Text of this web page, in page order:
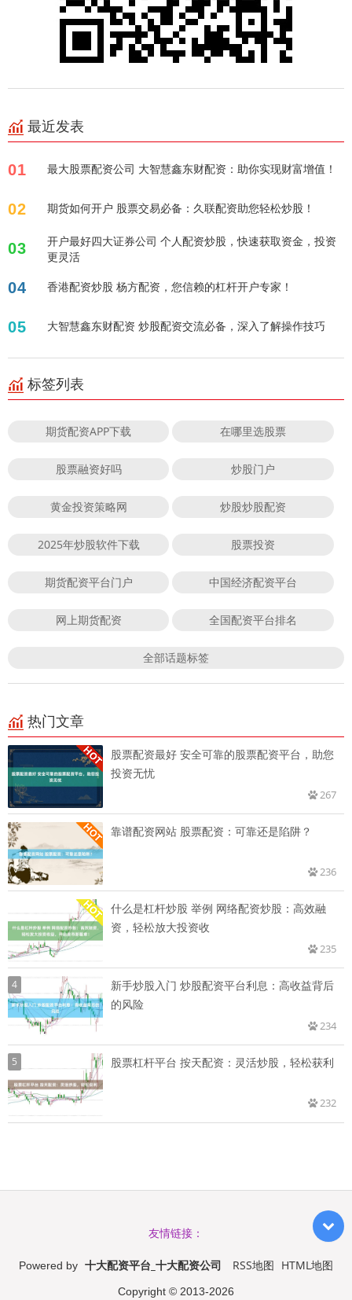
最近发表
01 最大股票配资公司 大智慧鑫东财配资：助你实现财富增值！
02 期货如何开户 股票交易必备：久联配资助您轻松炒股！
03
开户最好四大证券公司 个人配资炒股，快速获取资金，投资
更灵活
04 香港配资炒股 杨方配资，您信赖的杠杆开户专家！
05 大智慧鑫东财配资 炒股配资交流必备，深入了解操作技巧
标签列表
期货配资APP下载 在哪里选股票
股票融资好吗 炒股门户
黄金投资策略网 炒股炒股配资
2025年炒股软件下载 股票投资
期货配资平台门户 中国经济配资平台
网上期货配资 全国配资平台排名
全部话题标签
热门文章
股票配资最好 安全可靠的股票配资平台，助您
投资无忧
267
靠谱配资网站 股票配资：可靠还是陷阱？
236
什么是杠杆炒股 举例 网络配资炒股：高效融
资，轻松放大投资收
235
4
新手炒股入门 炒股配资平台利息：高收益背后
的风险
234
5 股票杠杆平台 按天配资：灵活炒股，轻松获利
232
友情链接：
Powered by 十大配资平台_十大配资公司 RSS地图 HTML地图
Copyright © 2013-2026